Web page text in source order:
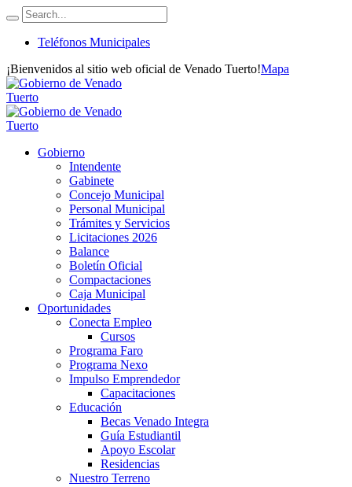
Teléfonos Municipales
¡Bienvenidos al sitio web oficial de Venado Tuerto!Mapa
Gobierno
Intendente
Gabinete
Concejo Municipal
Personal Municipal
Trámites y Servicios
Licitaciones 2026
Balance
Boletín Oficial
Compactaciones
Caja Municipal
Oportunidades
Conecta Empleo
Cursos
Programa Faro
Programa Nexo
Impulso Emprendedor
Capacitaciones
Educación
Becas Venado Integra
Guía Estudiantil
Apoyo Escolar
Residencias
Nuestro Terreno